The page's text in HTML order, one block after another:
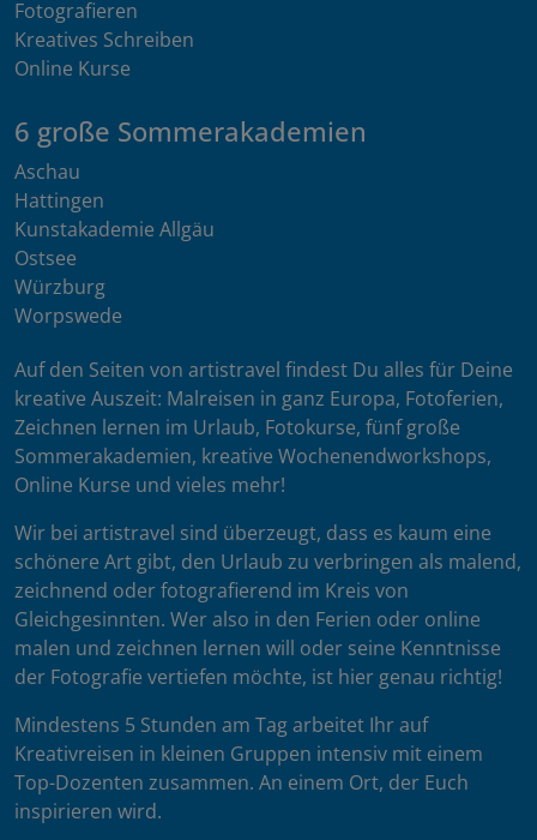
Fotografieren
Kreatives Schreiben
Online Kurse
6 große Sommerakademien
Aschau
Hattingen
Kunstakademie Allgäu
Ostsee
Würzburg
Worpswede
Auf den Seiten von artistravel findest Du alles für Deine
kreative Auszeit: Malreisen in ganz Europa, Fotoferien,
Zeichnen lernen im Urlaub, Fotokurse, fünf große
Sommerakademien, kreative Wochenendworkshops,
Online Kurse und vieles mehr!
Wir bei artistravel sind überzeugt, dass es kaum eine
schönere Art gibt, den Urlaub zu verbringen als malend,
zeichnend oder fotografierend im Kreis von
Gleichgesinnten. Wer also in den Ferien oder online
malen und zeichnen lernen will oder seine Kenntnisse
der Fotografie vertiefen möchte, ist hier genau richtig!
Mindestens 5 Stunden am Tag arbeitet Ihr auf
Kreativreisen in kleinen Gruppen intensiv mit einem
Top-Dozenten zusammen. An einem Ort, der Euch
inspirieren wird.